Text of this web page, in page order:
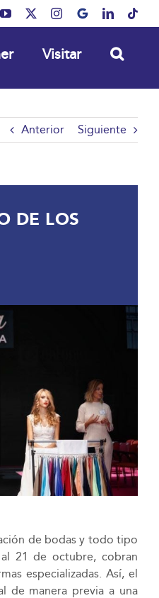
YouTube Instagram
MyBusinessLinkedIn
Visitar
Anterior Siguiente
DE LOS
de bodas y todo tipo
21 de octubre, cobran
especializadas. Así, el
de manera previa a una